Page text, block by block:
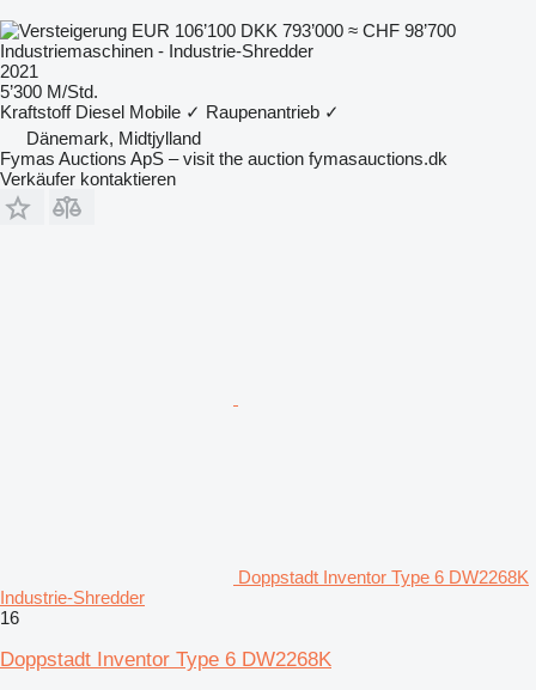
EUR 106’100 DKK 793’000 ≈ CHF 98’700
Industriemaschinen - Industrie-Shredder
2021
5’300 M/Std.
Kraftstoff Diesel Mobile ✓ Raupenantrieb ✓
Dänemark, Midtjylland
Fymas Auctions ApS – visit the auction fymasauctions.dk
Verkäufer kontaktieren
Doppstadt Inventor Type 6 DW2268K
Industrie-Shredder
16
Doppstadt Inventor Type 6 DW2268K